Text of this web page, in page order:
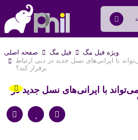
صفحه اصلی فیل مگ
ویژه فیل مگ
با ایرانی‌های نسل جدید در دبی ارتباط
برقرار کند؟
با ایرانی‌های نسل جدید در